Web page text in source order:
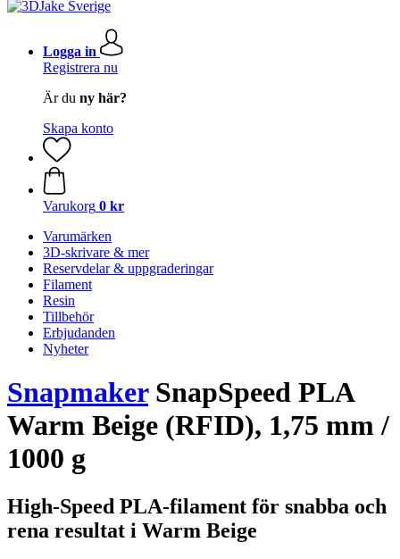
Logga in
Registrera nu
Är du ny här?
Skapa konto
Varukorg 0 kr
Varumärken
3D-skrivare & mer
Reservdelar & uppgraderingar
Filament
Resin
Tillbehör
Erbjudanden
Nyheter
SnapmakerSnapSpeed PLA
Warm Beige (RFID), 1,75 mm /
1000 g
High-Speed PLA-filament för snabba och
rena resultat i Warm Beige